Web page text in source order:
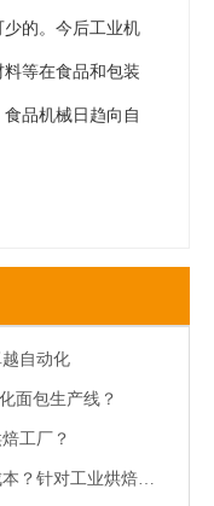
的。今后工业机
等在食品和包装
品机械日趋向自
自动化
面包生产线？
工厂？
2026年烘焙自动化能降低多少人工成本？针对工业烘焙的分析